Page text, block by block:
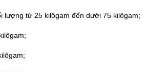
lượng từ 25 kilôgam đến dưới 75 kilôgam;